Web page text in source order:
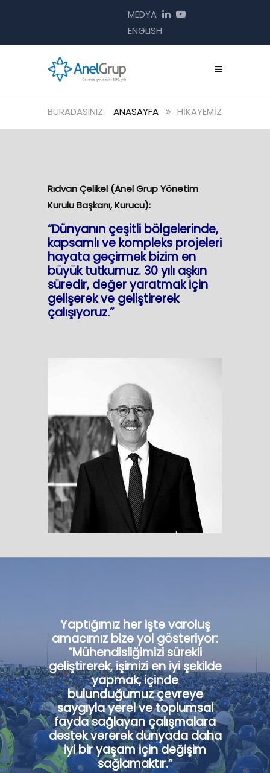
MEDYA
ENGLISH
ANASAYFA HIKAYEMIZ
Rıdvan Çelikel (Anel Grup Yönetim
Kurulu Başkanı, Kurucu):
“Dünyanın çeşitli bölgelerinde,
kapsamlı ve kompleks projeleri
hayata geçirmek bizim en
büyük tutkumuz. 30 yılı aşkın
süredir, değer yaratmak için
gelişerek ve geliştirerek
çalışıyoruz.”
Yaptığımız her işte varoluş
amacımız bize yol gösteriyor:
“Mühendisliğimizi sürekli
geliştirerek, işimizi en iyi şekilde
yapmak, içinde
bulunduğumuz çevreye
saygıyla yerel ve toplumsal
fayda sağlayan çalışmalara
destek vererek dünyada daha
iyi bir yaşam için değişim
sağlamaktır.”